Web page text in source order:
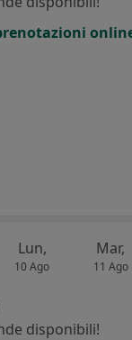
Lun,
10 Ago
Mar,
11 Ago
disponibili!